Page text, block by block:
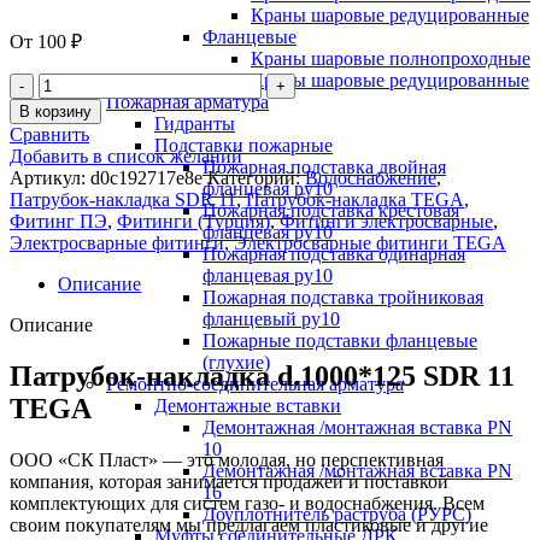
Краны шаровые редуцированные
Фланцевые
Краны шаровые полнопроходные
Краны шаровые редуцированные
Пожарная арматура
Гидранты
Подставки пожарные
Пожарная подставка двойная
фланцевая ру10
Пожарная подставка крестовая
фланцевая ру10
Пожарная подставка одинарная
фланцевая ру10
Пожарная подставка тройниковая
фланцевый ру10
Пожарные подставки фланцевые
(глухие)
Ремонтно-соединительная арматура
Демонтажные вставки
Демонтажная /монтажная вставка PN
10
Демонтажная /монтажная вставка PN
16
Доуплотнитель раструба (РУРС)
Муфты соединительные ДРК
От 100 ₽
В корзину
Сравнить
Добавить в список желаний
Артикул: d0c192717e8eКатегорий: Водоснабжение,
Патрубок-накладка SDR 11, Патрубок-накладка TEGA,
Фитинг ПЭ, Фитинги (Турция), Фитинги электросварные,
Электросварные фитинги, Электросварные фитинги TEGA
Описание
Описание
Патрубок-накладка d.1000*125 SDR 11
TEGA
ООО «СК Пласт» — это молодая, но перспективная
компания, которая занимается продажей и поставкой
комплектующих для систем газо- и водоснабжения. Всем
своим покупателям мы предлагаем пластиковые и другие